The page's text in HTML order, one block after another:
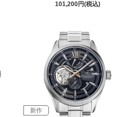
101,200円(税込)
新作